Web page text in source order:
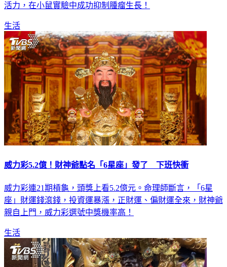
活力，在小鼠實驗中成功抑制腫瘤生長！
生活
威力彩5.2億！財神爺點名「6星座」發了 下班快衝
威力彩連21期槓龜，頭獎上看5.2億元。命理師斷言，「6星
座」財運錢滾錢，投資運暴漲，正財運、偏財運全來，財神爺
親自上門，威力彩選號中獎機率高！
生活